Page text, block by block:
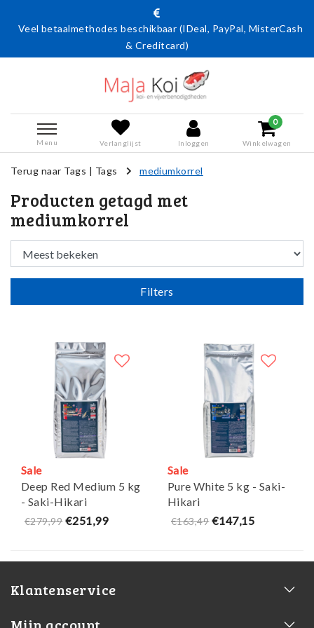
Veel betaalmethodes beschikbaar (IDeal, PayPal, MisterCash
& Creditcard)
Menu Verlanglijst Inloggen
0
Winkelwagen
Terug naar Tags | Tags mediumkorrel
Producten getagd met
mediumkorrel
Filters
Sale
Deep Red Medium 5 kg
- Saki-Hikari
€279,99 €251,99
Sale
Pure White 5 kg - Saki-
Hikari
€163,49 €147,15
Klantenservice